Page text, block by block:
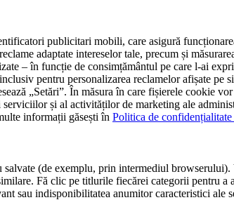
publicitari mobili, care asigură
adaptate intereselor tale, precum și
– în funcție de consimțământul pe care l-ai
pentru personalizarea reclamelor afișate pe
„Setări”. În măsura în care fișierele cookie
și al activităților de marketing ale
informații găsești în Politica de
(de exemplu, prin intermediul
Fă clic pe titlurile fiecărei categorii pentru a
sau indisponibilitatea anumitor caracteristici ale